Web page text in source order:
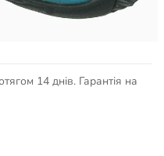
Детальніше про товар
14 днів. Гарантія на